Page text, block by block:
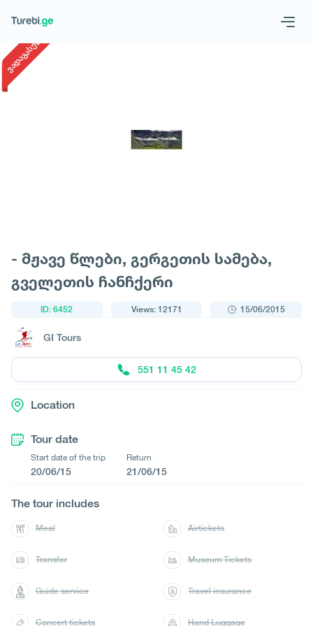
ვადაგასული
- მჟავე წლები, გერგეთის სამება,
გველეთის ჩანჩქერი
ID: 6452 Views: 12171 15/06/2015
GI Tours
551 11 45 42
Location
Tour date
Start date of the trip
20/06/15
Return
21/06/15
The tour includes
Meal Airtickets
Transfer Museum Tickets
Guide service Travel insurance
Concert tickets Hand Luggage